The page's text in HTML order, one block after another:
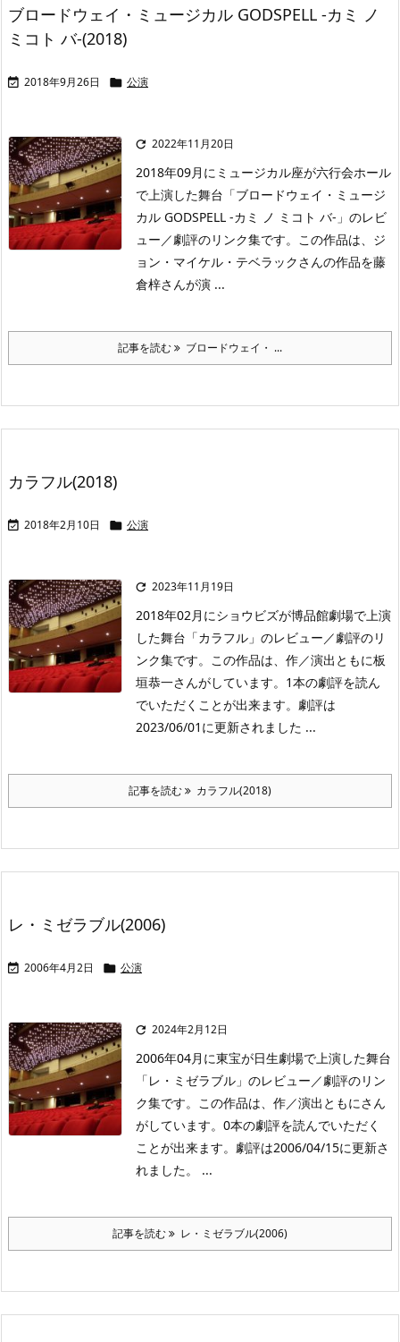
ブロードウェイ・ミュージカル GODSPELL -カミ ノ
ミコト バ-(2018)
 2018年9月26日  公演
 2022年11月20日
2018年09月にミュージカル座が六行会ホール
で上演した舞台「ブロードウェイ・ミュージ
カル GODSPELL -カミ ノ ミコト バ-」のレビ
ュー／劇評のリンク集です。この作品は、ジ
ョン・マイケル・テベラックさんの作品を藤
倉梓さんが演 ...
記事を読む ブロードウェイ・ ...
カラフル(2018)
 2018年2月10日  公演
 2023年11月19日
2018年02月にショウビズが博品館劇場で上演
した舞台「カラフル」のレビュー／劇評のリ
ンク集です。この作品は、作／演出ともに板
垣恭一さんがしています。1本の劇評を読ん
でいただくことが出来ます。劇評は
2023/06/01に更新されました ...
記事を読む カラフル(2018)
レ・ミゼラブル(2006)
 2006年4月2日  公演
 2024年2月12日
2006年04月に東宝が日生劇場で上演した舞台
「レ・ミゼラブル」のレビュー／劇評のリン
ク集です。この作品は、作／演出ともにさん
がしています。0本の劇評を読んでいただく
ことが出来ます。劇評は2006/04/15に更新さ
れました。 ...
記事を読む レ・ミゼラブル(2006)